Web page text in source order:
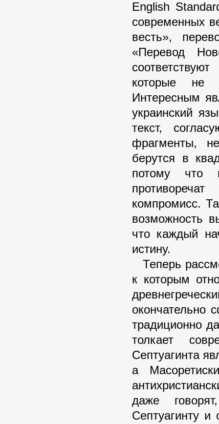
English
современных
весть»,
«Перевод
которые не
Интересным
украинский
текст,
фрагменты,
берутся в
потому что
компромисс.
возможность
что каждый
истину.
Теперь
к которым
окончательно
традиционно
толкает
Септуагинта
а
даже
Септуагинту и